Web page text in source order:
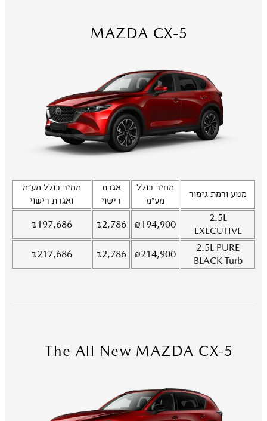
MAZDA CX-5
מנוע ורמת גימור
מחיר כולל
מע"מ
אגרת
רישוי
מחיר כולל מע"מ
ואגרת רישוי
2.5L
EXECUTIVE
₪194,900
₪2,786
₪197,686
2.5L PURE
BLACK Turb
₪214,900
₪2,786
₪ 217,686
The All New MAZDA CX-5